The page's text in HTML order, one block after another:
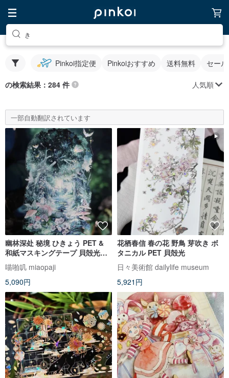
き
Pinkoi指定便 Pinkoiおすすめ 送料無料 セー
の検索結果：284 件 人気順
一部自動翻訳されています
幽林深处 秘境 ひきょう PET &
和紙マスキングテープ 貝殻光
10m巻
喵啪叽 miaopaji
5,090円
花栖春信 春の花 野鳥 芽吹き ボ
タニカル PET 貝殻光
日々美術館 dailylife museum
5,921円